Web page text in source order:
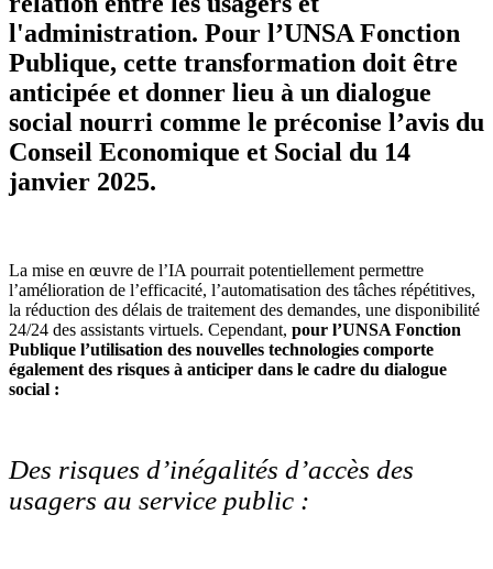
l'administration. Pour l’UNSA Fonction
Publique, cette transformation doit être
anticipée et donner lieu à un dialogue
social nourri comme le préconise l’avis du
Conseil Economique et Social du 14
janvier 2025.
La mise en œuvre de l’IA pourrait potentiellement permettre
l’amélioration de l’efficacité, l’automatisation des tâches répétitives,
la réduction des délais de traitement des demandes, une disponibilité
24/24 des assistants virtuels. Cependant, pour l’UNSA Fonction
Publique l’utilisation des nouvelles technologies comporte
également des risques à anticiper dans le cadre du dialogue
social :
Des risques d’inégalités d’accès des
usagers au service public :